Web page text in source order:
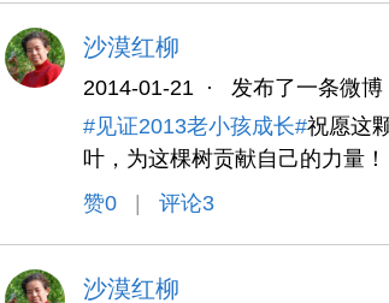
沙漠红柳
2014-01-21 ·
发布了一条微博
#见证2013老小孩成长#祝愿这
叶，为这棵树贡献自己的力量！
赞0 评论3
沙漠红柳